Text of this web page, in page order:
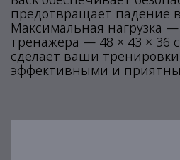
предотвращает падение
Максимальная нагрузка
тренажёра — 48 × 43 × 36
сделает ваши
эффективными и